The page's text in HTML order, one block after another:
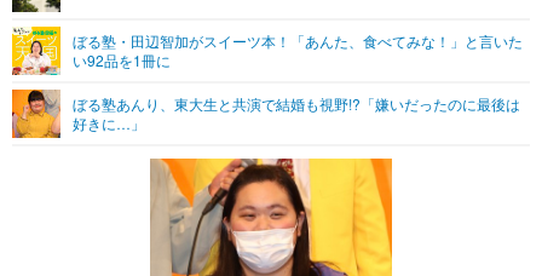
グラビア
ショッピング その他
その他
プッシュ通知の停止方法
ぼる塾・田辺智加がスイーツ本！「あんた、食べてみな！」と言いた
い92品を1冊に
ぼる塾あんり、東大生と共演で結婚も視野!?「嫌いだったのに最後は
好きに…」